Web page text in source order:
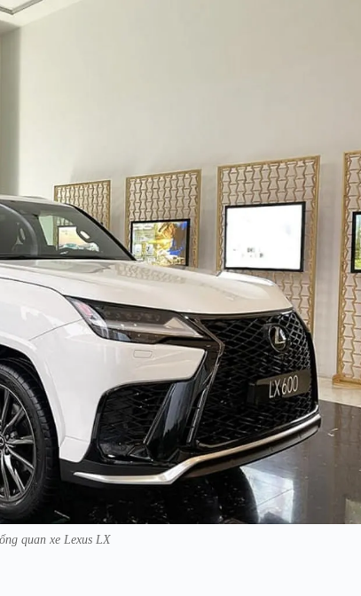
quan xe Lexus LX